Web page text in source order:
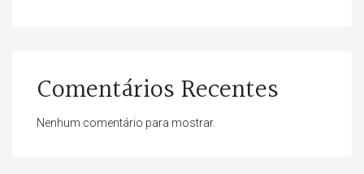
Comentários Recentes
Nenhum comentário para mostrar.